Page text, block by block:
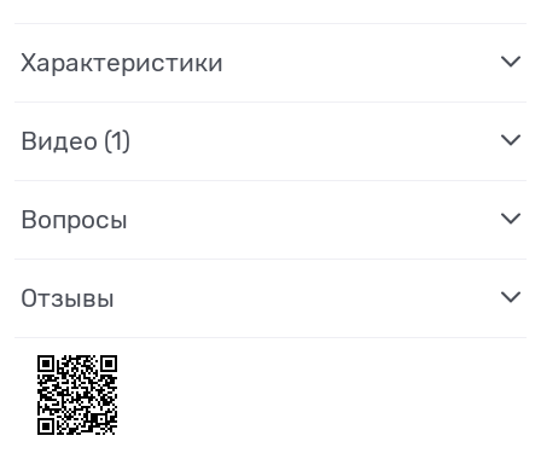
Характеристики
Видео (1)
Вопросы
Отзывы